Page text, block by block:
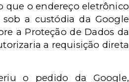
que o endereço eletrônico
sob a custódia da Google
a Proteção de Dados da
a requisição direta
o pedido da Google,